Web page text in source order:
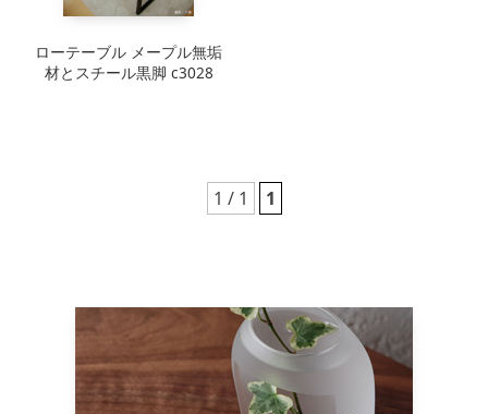
ローテーブル メープル無垢
材とスチール黒脚 c3028
1 / 1 1